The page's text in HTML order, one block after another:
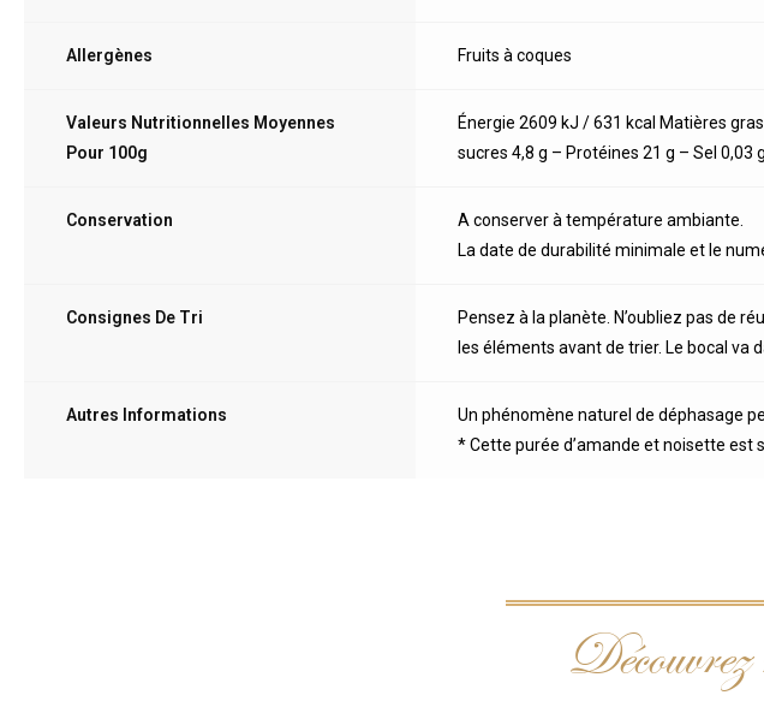
Allergènes Fruits à coques
Valeurs Nutritionnelles Moyennes
Pour 100g
Énergie 2609 kJ / 631 kcal Matières
sucres 4,8 g – Protéines 21 g – Sel 0,03 g
Conservation
A conserver à température ambiante.
La date de durabilité minimale et le
Consignes De Tri
Pensez à la planète. N’oubliez pas de
les éléments avant de trier. Le bocal va
Autres Informations
Un phénomène naturel de déphasage
* Cette purée d’amande et noisette est
Découvrez